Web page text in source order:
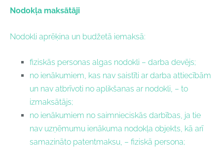
Nodokļa maksātāji
Nodokli aprēķina un budžetā iemaksā:
fiziskās personas algas nodokli – darba devējs;
no ienākumiem, kas nav saistīti ar darba attiecībām
un nav atbrīvoti no aplikšanas ar nodokli, – to
izmaksātājs;
no ienākumiem no saimnieciskās darbības, ja tie
nav uzņēmumu ienākuma nodokļa objekts, kā arī
samazināto patentmaksu, – fiziskā persona;